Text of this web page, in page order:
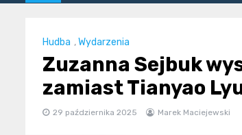
Hudba ,Wydarzenia
Zuzanna Sejbuk
zamiast Tianyao
29 października 2025 Marek Maciejewski